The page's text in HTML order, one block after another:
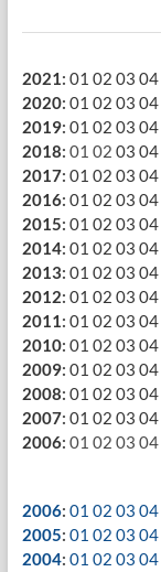
2021: 01 02 03 04
2020: 01 02 03 04
2019: 01 02 03 04
2018: 01 02 03 04
2017: 01 02 03 04
2016: 01 02 03 04
2015: 01 02 03 04
2014: 01 02 03 04
2013: 01 02 03 04
2012: 01 02 03 04
2011: 01 02 03 04
2010: 01 02 03 04
2009: 01 02 03 04
2008: 01 02 03 04
2007: 01 02 03 04
2006: 01 02 03 04
2006: 01 02 03 04
2005: 01 02 03 04
2004: 01 02 03 04